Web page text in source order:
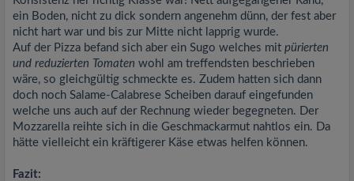
ein Boden, nicht zu dick sondern angenehm dünn, der fest aber
nicht hart war und bis zur Mitte nicht lapprig wurde.
Auf der Pizza befand sich aber ein Sugo welches mit pürierten
und reduzierten Tomaten wohl am treffendsten beschrieben
wäre, so gleichgültig schmeckte es. Zudem hatten sich dann
doch noch Salame-Calabrese Scheiben darauf eingefunden
welche uns auch auf der Rechnung wieder begegneten. Der
Mozzarella reihte sich in die Geschmackarmut nahtlos ein. Da
hätte vielleicht ein kräftigerer Käse etwas helfen können.
Fazit: